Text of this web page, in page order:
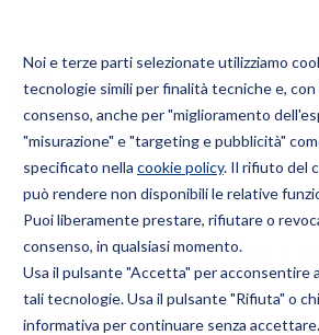
Noi e terze parti selezionate utilizziamo
tecnologie simili per finalità tecniche e, con
consenso, anche per "miglioramento
"misurazione" e "targeting e pubblicità"
specificato nella cookie policy. Il rifiuto del
può rendere non disponibili le relative
Puoi liberamente prestare, rifiutare o
consenso, in qualsiasi momento.
Usa il pulsante "Accetta" per acconsentire
tali tecnologie. Usa il pulsante "Rifiuta" o
informativa per continuare senza accettare.
Bugnion
The
way
HOME NEWS LA TUTELA DI UN SITO WEB
LA TUTELA DI
WEB